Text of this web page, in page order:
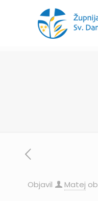
Objavil Matej ob